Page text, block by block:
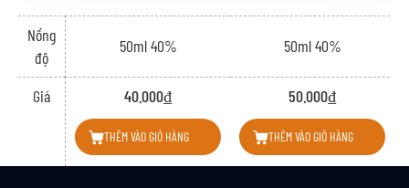
Nồng
độ
50ml 40% 50ml 40%
Giá 40.000₫
THÊM VÀO GIỎ HÀNG
50.000₫
THÊM VÀO GIỎ HÀNG